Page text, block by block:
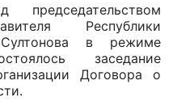
Республики
в режиме
заседание
Договора о